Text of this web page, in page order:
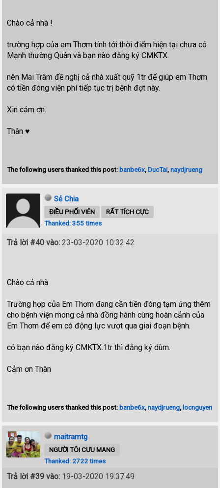
Chào cả nhà !
trường hợp của em Thơm tính tới thời điểm hiện tại chưa có
Mạnh thường Quân và bạn nào đăng ký CMKTX.
nên Mai Trâm đề nghị cả nhà xuất quỹ 1tr để giúp em Thơm
có tiền đóng viện phí tiếp tục trị bệnh đợt này.
Xin cảm ơn.
Thân ♥️
The following users thanked this post: banbe6x,DucTai,naydjrueng
Sẻ Chia
ĐIỀU PHỐI VIÊN
RẤT TÍCH CỰC
Thanked: 355 times
Trả lời #40 vào: 23-03-2020 10:32:42
Chào cả nhà
Trường hợp của Em Thơm đang cần tiền đóng tạm ứng thêm
cho bệnh viện mong cả nhà đồng hành cùng hoàn cảnh của
Em Thơm để em có động lực vượt qua giai đoạn bệnh.
có bạn nào đăng ký CMKTX.1tr thì đăng ký dùm.
Cảm ơn Thân
The following users thanked this post: banbe6x,naydjrueng, locnguyen
maitramtg
NGƯỜI TÔI CƯU MANG
Thanked: 2722 times
Trả lời #39 vào: 19-03-2020 19:37:49